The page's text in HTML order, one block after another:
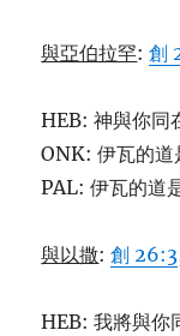
與亞伯拉罕:創
HEB: 神與你同
與以撒:創 26:3
HEB: 我將與你